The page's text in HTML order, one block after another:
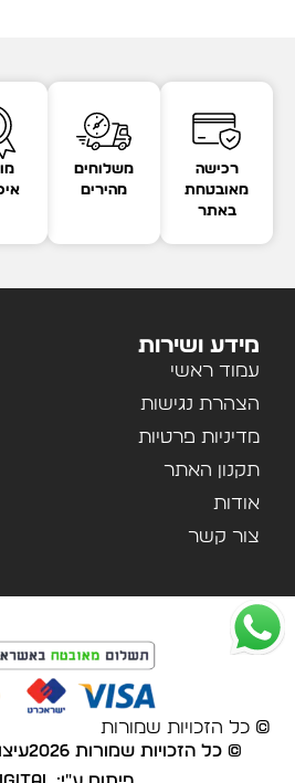
רכישה
מאובטחת
באתר
משלוחים
מהירים
מידע ושירות
עמוד ראשי
הצהרת נגישות
מדיניות פרטיות
תקנון האתר
אודות
צור קשר
© כל הזכויות שמורות
© כל הזכויות שמורות 2026